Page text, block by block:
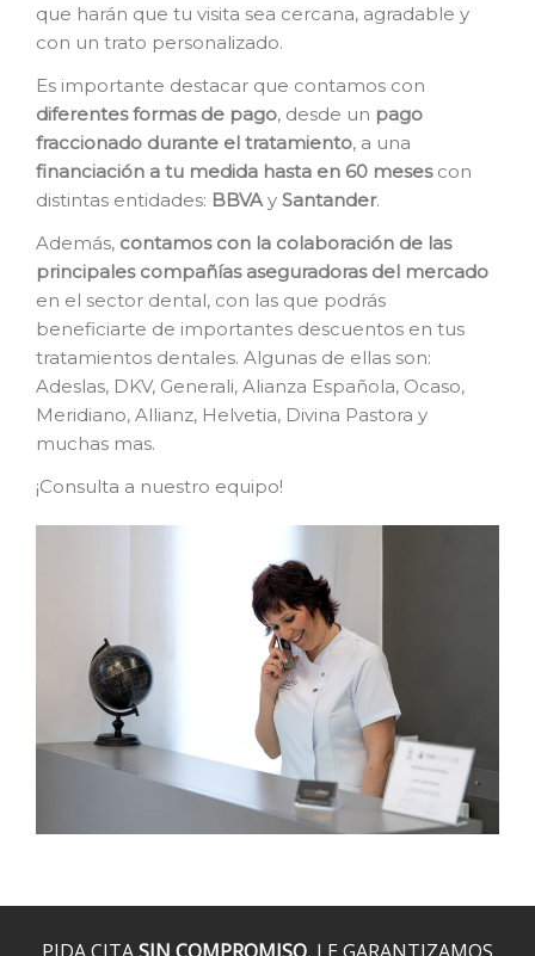
que harán que tu visita sea cercana, agradable y
con un trato personalizado.
Es importante destacar que contamos con
diferentes formas de pago, desde un pago
fraccionado durante el tratamiento, a una
financiación a tu medida hasta en 60 mesescon
distintas entidades: BBVAy Santander.
Además, contamos con la colaboración de las
principales compañías aseguradoras del mercado
en el sector dental, con las que podrás
beneficiarte de importantes descuentos en tus
tratamientos dentales. Algunas de ellas son:
Adeslas, DKV, Generali, Alianza Española, Ocaso,
Meridiano, Allianz, Helvetia, Divina Pastora y
muchas mas.
¡Consulta a nuestro equipo!